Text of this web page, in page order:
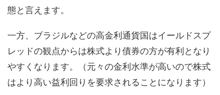
態と言えます。
一方、ブラジルなどの高金利通貨国はイールドスプ
レッドの観点からは株式より債券の方が有利となり
やすくなります。（元々の金利水準が高いので株式
はより高い益利回りを要求されることになります）